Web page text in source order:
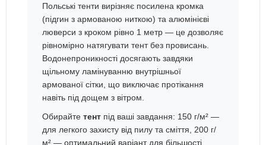
Польські тенти вирізняє посилена кромка
(підгин з армованою ниткою) та алюмінієві
люверси з кроком рівно 1 метр — це дозволяє
рівномірно натягувати тент без провисань.
Водонепроникності досягають завдяки
щільному ламінуванню внутрішньої
армованої сітки, що виключає протікання
навіть під дощем з вітром.
Обирайте тент під ваші завдання: 150 г/м² —
для легкого захисту від пилу та сміття, 200 г/
м² — оптимальний варіант для більшості